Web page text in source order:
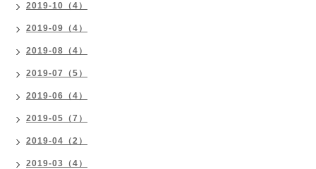
2019-10（4）
2019-09（4）
2019-08（4）
2019-07（5）
2019-06（4）
2019-05（7）
2019-04（2）
2019-03（4）